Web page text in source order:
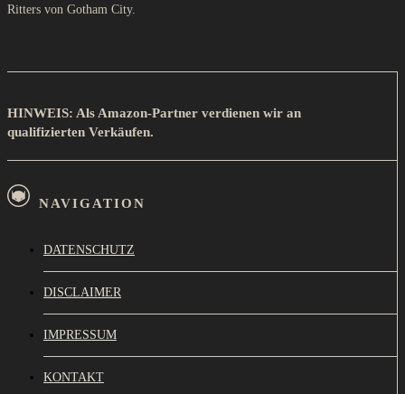
Ritters von Gotham City.
HINWEIS: Als Amazon-Partner verdienen wir an
qualifizierten Verkäufen.
NAVIGATION
DATENSCHUTZ
DISCLAIMER
IMPRESSUM
KONTAKT